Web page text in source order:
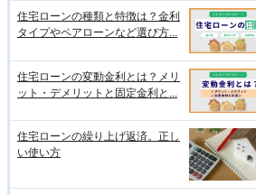
住宅ローンの種類と特徴は？金利
タイプやペアローンなど選び方...
住宅ローンの変動金利とは？メリ
ット・デメリットと固定金利と...
住宅ローンの繰り上げ返済。正し
い使い方